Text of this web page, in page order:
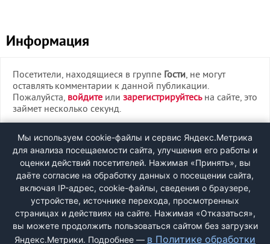
Информация
Посетители, находящиеся в группе Гости, не могут
оставлять комментарии к данной публикации.
Пожалуйста, войдите или зарегистрируйтесьна сайте, это
займет несколько секунд.
ВХОД
РЕГИСТРАЦИЯ
Быстрая регистрациячерез соцсети:
Мы используем cookie-файлы и сервис Яндекс.Метрика
для анализа посещаемости сайта, улучшения его работы и
оценки действий посетителей. Нажимая «Принять», вы
даёте согласие на обработку данных о посещении сайта,
включая IP-адрес, cookie-файлы, сведения о браузере,
устройстве, источнике перехода, просмотренных
страницах и действиях на сайте. Нажимая «Отказаться»,
вы можете продолжить пользоваться сайтом без загрузки
Яндекс.Метрики. Подробнее — в Политике обработки